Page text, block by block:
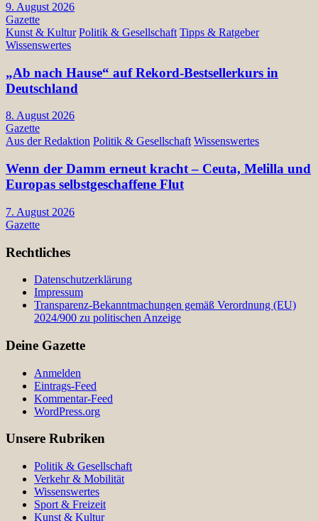
9. August 2026
Gazette
Kunst & Kultur Politik & Gesellschaft Tipps & Ratgeber
Wissenswertes
„Ab nach Hause“ auf Rekord-Bestsellerkurs in
Deutschland
8. August 2026
Gazette
Aus der Redaktion Politik & Gesellschaft Wissenswertes
Wenn der Damm erneut kracht – Ceuta, Melilla und
Europas selbstgeschaffene Flut
7. August 2026
Gazette
Rechtliches
Datenschutzerklärung
Impressum
Transparenz-Bekanntmachungen gemäß Verordnung (EU)
2024/900 zu politischen Anzeige
Deine Gazette
Anmelden
Eintrags-Feed
Kommentar-Feed
WordPress.org
Unsere Rubriken
Politik & Gesellschaft
Verkehr & Mobilität
Wissenswertes
Sport & Freizeit
Kunst & Kultur